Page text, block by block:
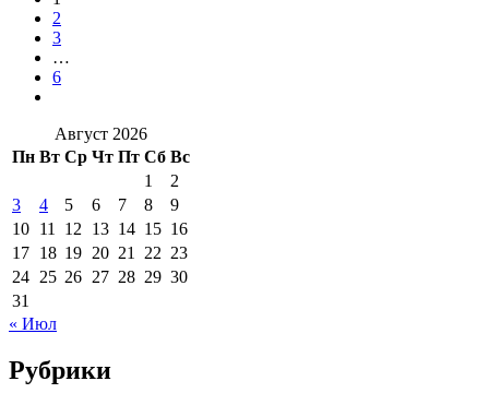
2
3
…
6
Август 2026
Пн Вт Ср Чт Пт Сб Вс
1
2
3
4 5 6 7 8
9
10 11 12 13 14 15 16
17 18 19 20 21 22 23
24 25 26 27 28 29 30
31
« Июл
Рубрики